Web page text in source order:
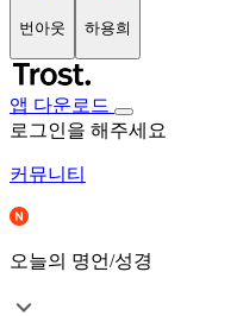
번아웃 하용희
앱 다운로드
로그인을 해주세요
커뮤니티
오늘의 명언/성경